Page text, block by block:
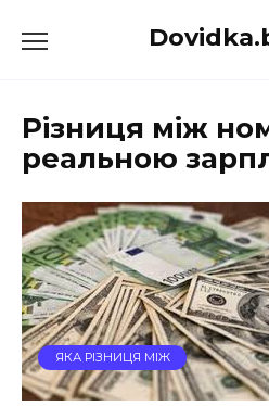
до
Різниця між
реальною
ЯКА РІЗНИЦЯ МІЖ